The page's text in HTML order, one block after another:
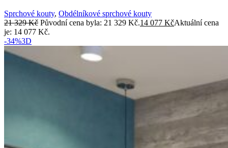
Sprchové kouty, Obdélníkové sprchové kouty
21 329Kč Původní cena byla: 21 329 Kč.14 077 KčAktuální cena
je: 14 077 Kč.
-34%3D